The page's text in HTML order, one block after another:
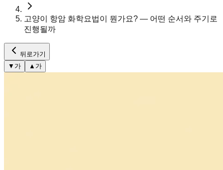
고양이 항암 화학요법이 뭔가요? — 어떤 순서와 주기로
진행될까
뒤로가기
▼ 가 ▲ 가